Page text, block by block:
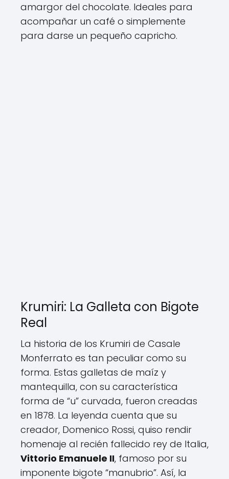
amargor del chocolate. Ideales para
acompañar un café o simplemente
para darse un pequeño capricho.
Krumiri: La Galleta con Bigote
Real
La historia de los Krumiri de Casale
Monferrato es tan peculiar como su
forma. Estas galletas de maíz y
mantequilla, con su característica
forma de “u” curvada, fueron creadas
en 1878. La leyenda cuenta que su
creador, Domenico Rossi, quiso rendir
homenaje al recién fallecido rey de Italia,
Vittorio Emanuele II, famoso por su
imponente bigote “manubrio”. Así, la